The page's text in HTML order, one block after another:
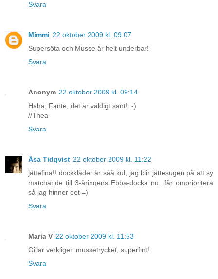
Svara
Mimmi 22 oktober 2009 kl. 09:07
Supersöta och Musse är helt underbar!
Svara
Anonym 22 oktober 2009 kl. 09:14
Haha, Fante, det är väldigt sant! :-)
//Thea
Svara
Åsa Tidqvist 22 oktober 2009 kl. 11:22
jättefina!! dockkläder är såå kul, jag blir jättesugen på att sy
matchande till 3-åringens Ebba-docka nu...får omprioritera
så jag hinner det =)
Svara
Maria V 22 oktober 2009 kl. 11:53
Gillar verkligen mussetrycket, superfint!
Svara